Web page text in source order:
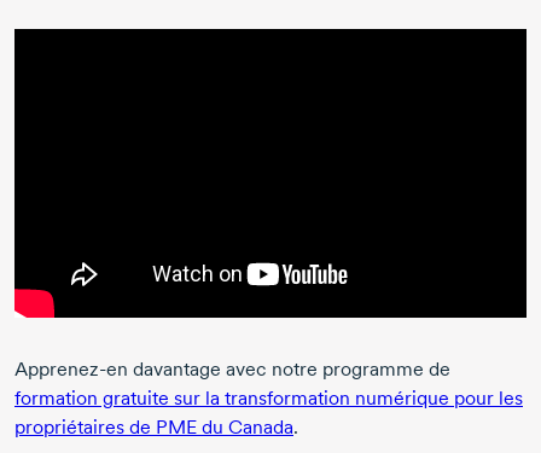
Apprenez-en davantage avec notre programme de
formation gratuite sur la transformation numérique pour les
propriétaires de PME du Canada.